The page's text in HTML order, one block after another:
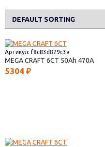
Артикул: f8c83d829c3a
MEGA CRAFT 6СТ 50 470
5304 ₽